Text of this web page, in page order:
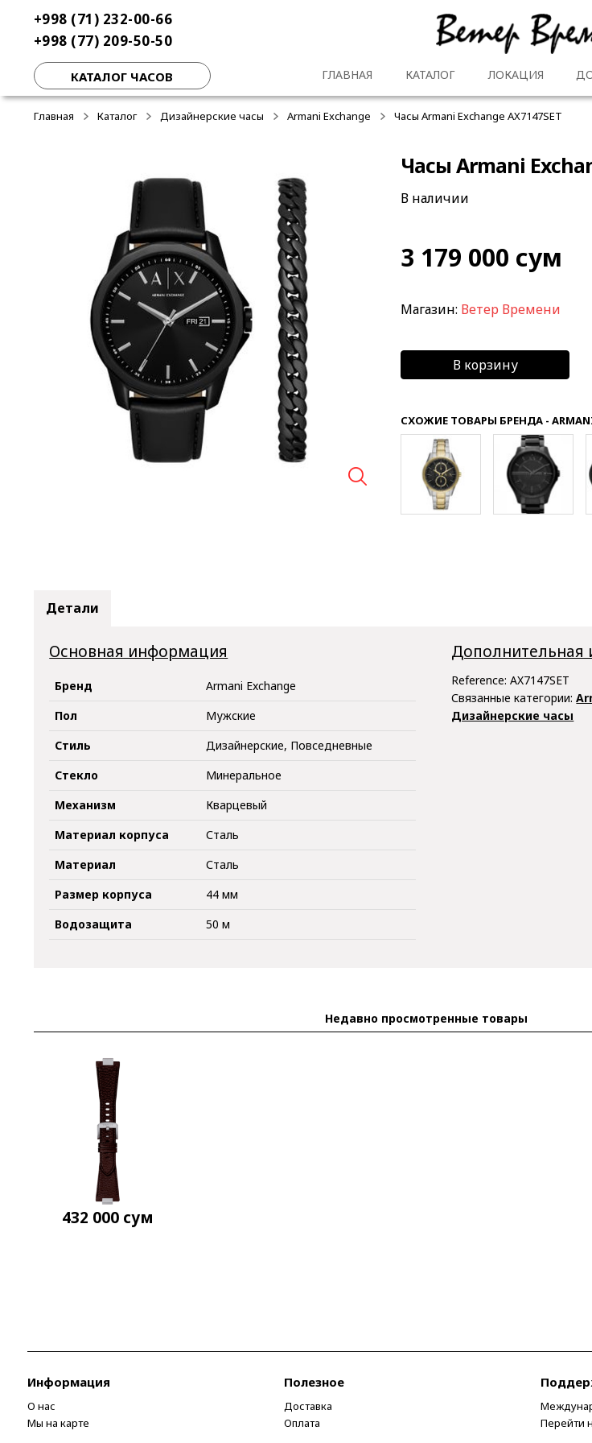
навигации
содержимому
+998 (71) 232-00-66
+998 (77) 209-50-50
КАТАЛОГ ЧАСОВ ГЛАВНАЯ КАТАЛОГ ЛОКАЦИЯ
Главная Каталог Дизайнерские часы Armani Exchange Часы Armani Exchange AX7147SET
Часы Armani
В наличии
3 179 000 сум
Магазин: Ветер Времени
В корзину
СХОЖИЕ ТОВАРЫ БРЕНДА - ARMANI
Детали
Основная информация
Бренд
Armani Exchange
Пол
Мужские
Стиль
Дизайнерские, Повседневные
Стекло
Минеральное
Механизм
Кварцевый
Материал корпуса
Сталь
Материал
Сталь
Размер корпуса
44 мм
Водозащита
50 м
Дополнительная
Reference:AX7147SET
Связанные категории:
Дизайнерские часы
Недавно просмотренные товары
432 000 сум
Информация
О нас
Мы на карте
Полезное
Доставка
Оплата
Перейти